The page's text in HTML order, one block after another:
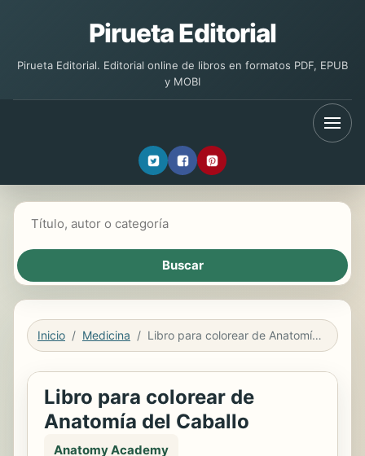
Pirueta Editorial
Pirueta Editorial. Editorial online de libros en formatos PDF, EPUB
y MOBI
Inicio Medicina Libro para colorear de Anatomía del Caballo
Libro para colorear de
Anatomía del Caballo
Anatomy Academy